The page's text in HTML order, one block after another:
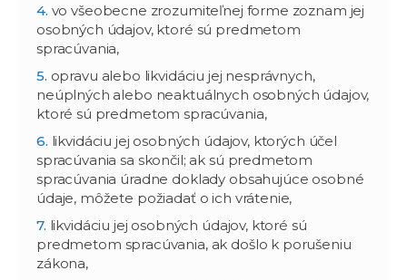
vo všeobecne zrozumiteľnej forme zoznam jej
osobných údajov, ktoré sú predmetom
spracúvania,
opravu alebo likvidáciu jej nesprávnych,
neúplných alebo neaktuálnych osobných údajov,
ktoré sú predmetom spracúvania,
likvidáciu jej osobných údajov, ktorých účel
spracúvania sa skončil; ak sú predmetom
spracúvania úradne doklady obsahujúce osobné
údaje, môžete požiadať o ich vrátenie,
likvidáciu jej osobných údajov, ktoré sú
predmetom spracúvania, ak došlo k porušeniu
zákona,